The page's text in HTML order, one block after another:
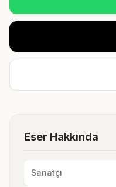
Eser Hakkında
Sanatçı